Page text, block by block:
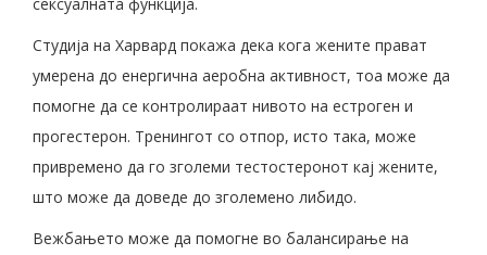
Студија на Харвард покажа дека кога жените прават
умерена до енергична аеробна активност, тоа може да
помогне да се контролираат нивото на естроген и
прогестерон. Тренингот со отпор, исто така, може
привремено да го зголеми тестостеронот кај жените,
што може да доведе до зголемено либидо.
Вежбањето може да помогне во балансирање на